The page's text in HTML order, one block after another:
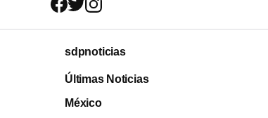
sdpnoticias
Últimas Noticias
México